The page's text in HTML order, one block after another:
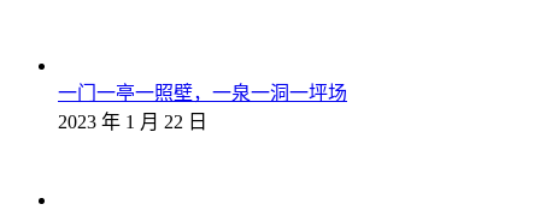
一门一亭一照壁，一泉一洞一坪场
2023 年 1 月 22 日